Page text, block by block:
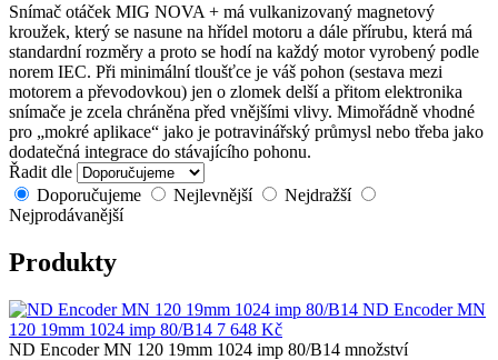
Snímač otáček MIG NOVA + má vulkanizovaný magnetový
kroužek, který se nasune na hřídel motoru a dále přírubu, která má
standardní rozměry a proto se hodí na každý motor vyrobený podle
norem IEC. Při minimální tloušťce je váš pohon (sestava mezi
motorem a převodovkou) jen o zlomek delší a přitom elektronika
snímače je zcela chráněna před vnějšími vlivy. Mimořádně vhodné
pro „mokré aplikace“ jako je potravinářský průmysl nebo třeba jako
dodatečná integrace do stávajícího pohonu.
Řadit dle
Doporučujeme
Nejlevnější
Nejdražší
Nejprodávanější
Produkty
ND Encoder MN
120 19mm 1024 imp 80/B14 7 648 Kč
ND Encoder MN 120 19mm 1024 imp 80/B14 množství